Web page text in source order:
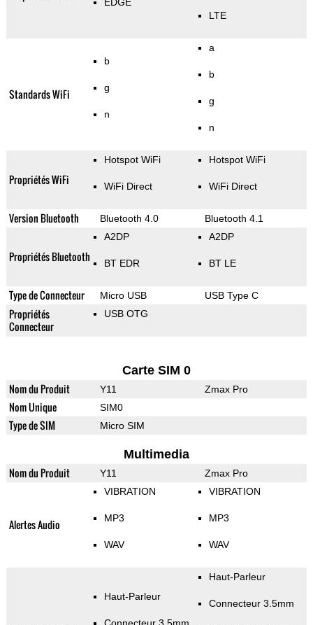
LTE
Standards WiFi
b
g
n
a
b
g
n
Propriétés WiFi
Hotspot WiFi
WiFi Direct
Hotspot WiFi
WiFi Direct
Version Bluetooth Bluetooth 4.0 Bluetooth 4.1
Propriétés Bluetooth
A2DP
BT EDR
A2DP
BT LE
Type de Connecteur Micro USB USB Type C
Propriétés
Connecteur
USB OTG
Carte SIM 0
Nom du Produit Y11 Zmax Pro
Nom Unique SIM0
Type de SIM Micro SIM
Multimedia
Nom du Produit Y11 Zmax Pro
Alertes Audio
VIBRATION
MP3
WAV
VIBRATION
MP3
WAV
Haut-Parleur
Haut-Parleur
Connecteur 3.5mm